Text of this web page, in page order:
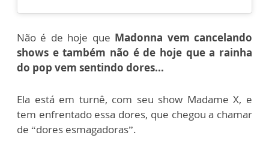
Não é de hoje que Madonna vem cancelando
shows e também não é de hoje que a rainha
do pop vem sentindo dores...
Ela está em turnê, com seu show Madame X, e
tem enfrentado essa dores, que chegou a chamar
de “dores esmagadoras”.